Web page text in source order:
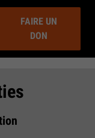
FAIRE UN
DON